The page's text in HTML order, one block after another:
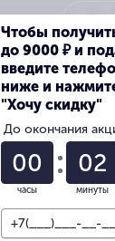
Чтобы
до 9000 ₽ и
введите
ниже и
"Хочу скидку"
До окончания
00
часы
02
минуты